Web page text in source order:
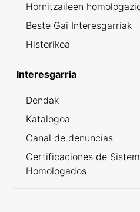
Hornitzaileen
Beste Gai Interesgarriak
Historikoa
Interesgarria
Dendak
Katalogoa
Canal de denuncias
Certificaciones de
Homologados